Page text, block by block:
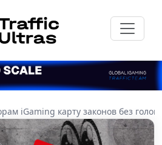
iGaming карту законов без